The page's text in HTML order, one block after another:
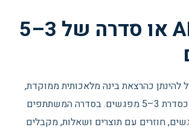
הרצאת AI או סדרה של 3–5
להינתן כהרצאת בינה מלאכותית ממוקדת,
כסדנה מעשית או כסדרת 3–5 מפגשים. בסדרה המשתתפים
חוזרים עם תוצרים ושאלות, מקבלים